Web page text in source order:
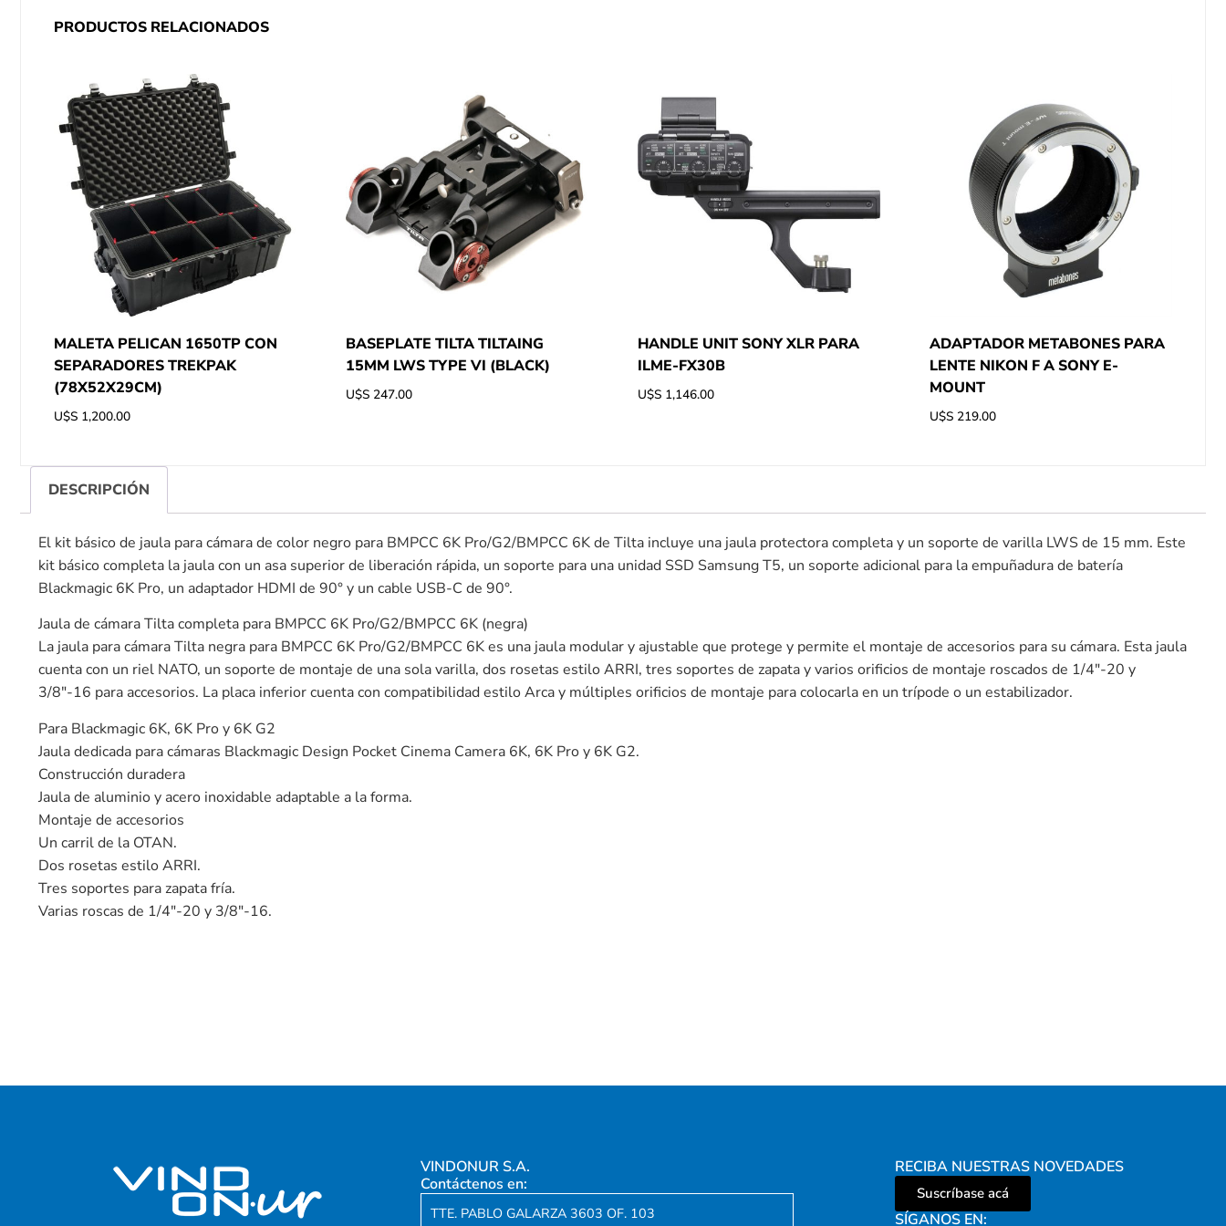
PRODUCTOS RELACIONADOS
MALETA PELICAN 1650TP CON
SEPARADORES TREKPAK
(78X52X29CM)
U$S 1,200.00
BASEPLATE TILTA TILTAING
15MM LWS TYPE VI (BLACK)
U$S 247.00
HANDLE UNIT SONY XLR PARA
ILME-FX30B
U$S 1,146.00
ADAPTADOR METABONES PARA
LENTE NIKON F A SONY E-
MOUNT
U$S 219.00
DESCRIPCIÓN
El kit básico de jaula para cámara de color negro para BMPCC 6K Pro/G2/BMPCC 6K de Tilta incluye una jaula protectora completa y un soporte de varilla LWS de 15 mm. Este
kit básico completa la jaula con un asa superior de liberación rápida, un soporte para una unidad SSD Samsung T5, un soporte adicional para la empuñadura de batería
Blackmagic 6K Pro, un adaptador HDMI de 90° y un cable USB-C de 90°.
Jaula de cámara Tilta completa para BMPCC 6K Pro/G2/BMPCC 6K (negra)
La jaula para cámara Tilta negra para BMPCC 6K Pro/G2/BMPCC 6K es una jaula modular y ajustable que protege y permite el montaje de accesorios para su cámara. Esta jaula
cuenta con un riel NATO, un soporte de montaje de una sola varilla, dos rosetas estilo ARRI, tres soportes de zapata y varios orificios de montaje roscados de 1/4″-20 y
3/8″-16 para accesorios. La placa inferior cuenta con compatibilidad estilo Arca y múltiples orificios de montaje para colocarla en un trípode o un estabilizador.
Para Blackmagic 6K, 6K Pro y 6K G2
Jaula dedicada para cámaras Blackmagic Design Pocket Cinema Camera 6K, 6K Pro y 6K G2.
Construcción duradera
Jaula de aluminio y acero inoxidable adaptable a la forma.
Montaje de accesorios
Un carril de la OTAN.
Dos rosetas estilo ARRI.
Tres soportes para zapata fría.
Varias roscas de 1/4″-20 y 3/8″-16.
VINDONUR S.A.
Contáctenos en:
TTE. PABLO GALARZA 3603 OF. 103
RECIBA NUESTRAS NOVEDADES
Suscríbase acá
SÍGANOS EN: